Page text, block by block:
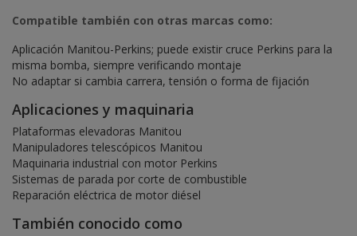
Compatible también con otras marcas como:
Aplicación Manitou-Perkins; puede existir cruce Perkins para la
misma bomba, siempre verificando montaje
No adaptar si cambia carrera, tensión o forma de fijación
Aplicaciones y maquinaria
Plataformas elevadoras Manitou
Manipuladores telescópicos Manitou
Maquinaria industrial con motor Perkins
Sistemas de parada por corte de combustible
Reparación eléctrica de motor diésel
También conocido como